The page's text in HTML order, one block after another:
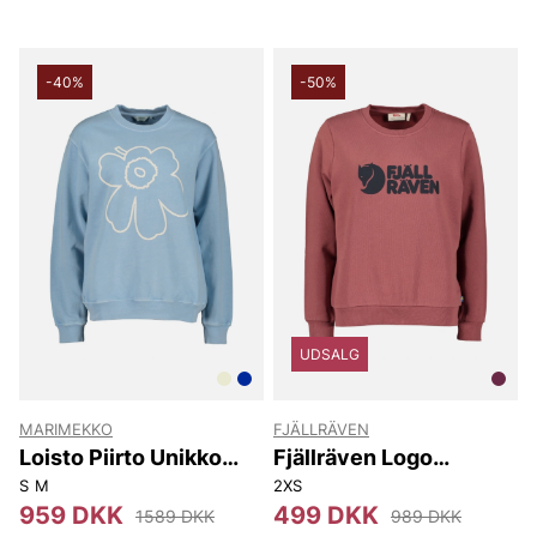
-40%
MARIMEKKO
Loisto Piirto Unikko
Placement
S M
959 DKK 1589 DKK
-50%
UDSALG
FJÄLLRÄVEN
Fjällräven Logo
Sweater W
2XS
499 DKK 989 DKK